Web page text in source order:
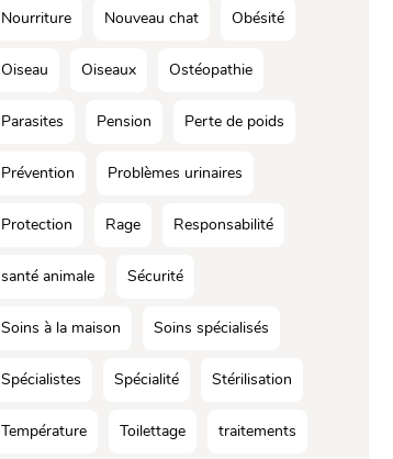
Nourriture Nouveau chat Obésité
Oiseau Oiseaux Ostéopathie
Parasites Pension Perte de poids
Prévention Problèmes urinaires
Protection Rage Responsabilité
santé animale Sécurité
Soins à la maison Soins spécialisés
Spécialistes Spécialité Stérilisation
Température Toilettage traitements